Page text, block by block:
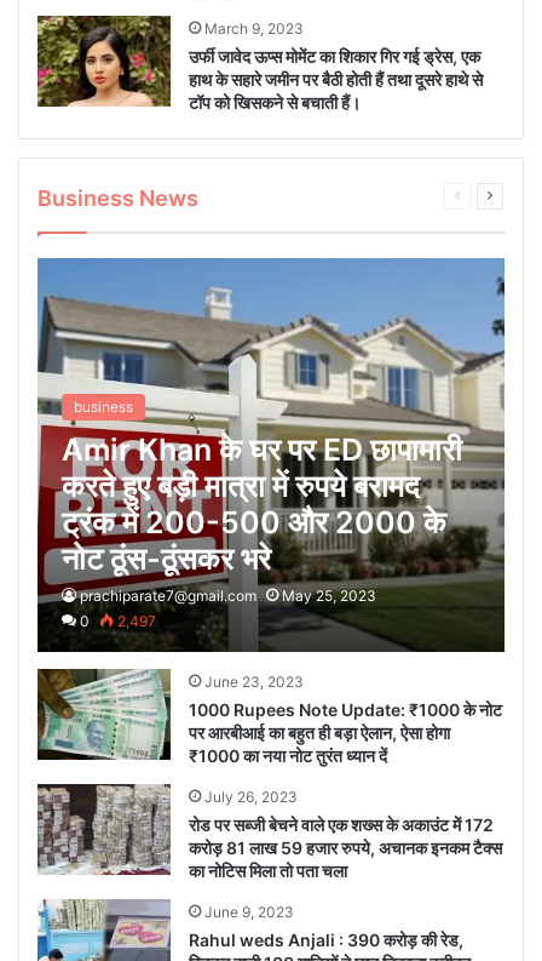
March 9, 2023
उर्फी जावेद ऊप्स मोमेंट का शिकार गिर गई ड्रेस, एक
हाथ के सहारे जमीन पर बैठी होती हैं तथा दूसरे हाथे से
टॉप को खिसकने से बचाती हैं।
Business News
Previous
Next
business
Amir Khan के घर पर ED छापामारी
करते हुए बड़ी मात्रा में रुपये बरामद
ट्रंक में 200-500 और 2000 के
नोट ठूंस-ठूंसकर भरे
prachiparate7@gmail.com
May 25, 2023
0
2,497
June 23, 2023
1000 Rupees Note Update: ₹1000 के नोट
पर आरबीआई का बहुत ही बड़ा ऐलान, ऐसा होगा
₹1000 का नया नोट तुरंत ध्यान दें
July 26, 2023
रोड पर सब्जी बेचने वाले एक शख्स के अकाउंट में 172
करोड़ 81 लाख 59 हजार रुपये, अचानक इनकम टैक्स
का नोटिस मिला तो पता चला
June 9, 2023
Rahul weds Anjali : 390 करोड़ की रेड,